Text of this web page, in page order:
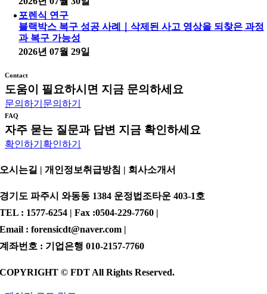
포렌식 연구
블랙박스 복구 성공 사례｜삭제된 사고 영상을 되찾은 과정
과 복구 가능성
2026년 07월 29일
Contact
도움이 필요하시면 지금 문의하세요
문의하기 문의하기
FAQ
자주 묻는 질문과 답변 지금 확인하세요
확인하기 확인하기
오시는길 | 개인정보취급방침 | 회사소개서
경기도 파주시 와동동 1384 운정법조타운 403-1호
TEL : 1577-6254 | Fax :0504-229-7760 |
Email : forensicdt@naver.com |
계좌번호 : 기업은행 010-2157-7760
COPYRIGHT © FDT All Rights Reserved.